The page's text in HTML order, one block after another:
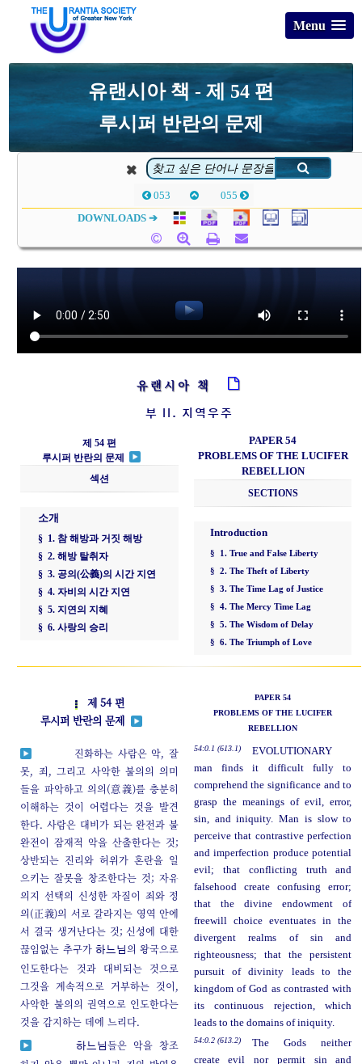
Menu
유랜시아 책 - 제 54 편
루시퍼 반란의 문제
053 055
DOWNLOADS ➔
유랜시아 책
부 II. 지역우주
제 54 편
루시퍼 반란의 문제
섹션
소개
§ 1. 참 해방과 거짓 해방
§ 2. 해방 탈취자
§ 3. 공의(公義)의 시간 지연
§ 4. 자비의 시간 지연
§ 5. 지연의 지혜
§ 6. 사랑의 승리
PAPER 54
PROBLEMS OF THE LUCIFER
REBELLION
SECTIONS
Introduction
§ 1. True and False Liberty
§ 2. The Theft of Liberty
§ 3. The Time Lag of Justice
§ 4. The Mercy Time Lag
§ 5. The Wisdom of Delay
§ 6. The Triumph of Love
제 54 편
루시퍼 반란의 문제
PAPER 54
PROBLEMS OF THE LUCIFER
REBELLION
진화하는 사람은 악, 잘
못, 죄, 그리고 사악한 불의의 의미
들을 파악하고 의의(意義)를 충분히
이해하는 것이 어렵다는 것을 발견
한다. 사람은 대비가 되는 완전과 불
완전이 잠재적 악을 산출한다는 것;
상반되는 진리와 허위가 혼란을 일
으키는 잘못을 창조한다는 것; 자유
의지 선택의 신성한 자질이 죄와 정
의(正義)의 서로 갈라지는 영역 안에
서 결국 생겨난다는 것; 신성에 대한
끊임없는 추구가 하느님 의 왕국으로
인도한다는 것과 대비되는 것으로
그것을 계속적으로 거부하는 것이,
사악한 불의의 권역으로 인도한다는
것을 감지하는 데에 느리다.
54:0.1 (613.1)
EVOLUTIONARY
man finds it difficult fully to
comprehend the significance and to
grasp the meanings of evil, error,
sin, and iniquity. Man is slow to
perceive that contrastive perfection
and imperfection produce potential
evil; that conflicting truth and
falsehood create confusing error;
that the divine endowment of
freewill choice eventuates in the
divergent realms of sin and
righteousness; that the persistent
pursuit of divinity leads to the
kingdom of God as contrasted with
its continuous rejection, which
leads to the domains of iniquity.
하느님들은 악을 창조
54:0.2 (613.2)
The Gods neither
create evil nor permit sin and